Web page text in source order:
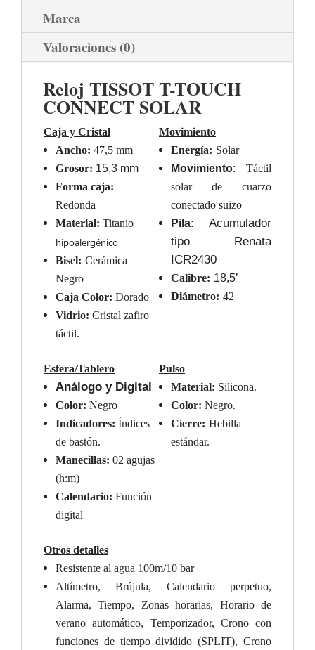
Marca
Valoraciones (0)
Reloj TISSOT T-TOUCH
CONNECT SOLAR
Caja y Cristal
Movimiento
Ancho: 47,5 mm
Grosor: 15,3 mm
Forma caja:
Redonda
Material: Titanio
hipoalergénico
Bisel: Cerámica
Negro
Caja Color: Dorado
Vidrio: Cristal zafiro
táctil.
Energía: Solar
Movimiento:
Táctil
solar de cuarzo
conectado suizo
Pila:
Acumulador
tipo Renata
ICR2430
Calibre: 18,5’
Diámetro: 42
Esfera/Tablero Pulso
Análogo y Digital
Color: Negro
Indicadores: Índices
de bastón.
Manecillas: 02 agujas
(h:m)
Calendario: Función
digital
Material: Silicona.
Color: Negro.
Cierre: Hebilla
estándar.
Otros detalles
Resistente al agua 100m/10 bar
Altímetro, Brújula, Calendario perpetuo,
Alarma, Tiempo, Zonas horarias, Horario de
verano automático, Temporizador, Crono con
funciones de tiempo dividido (SPLIT), Crono